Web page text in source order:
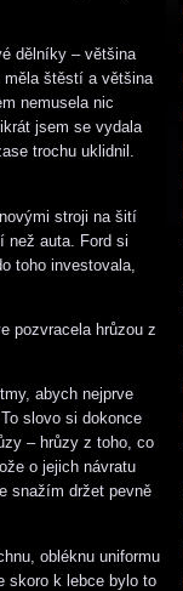
dělníky – většina
měla štěstí a většina
nemusela nic
jsem se vydala
trochu uklidnil.
stroji na šití
než auta. Ford si
toho investovala,
pozvracela hrůzou z
abych nejprve
slovo si dokonce
– hrůzy z toho, co
o jejich návratu
snažím držet pevně
obléknu uniformu
skoro k lebce bylo to